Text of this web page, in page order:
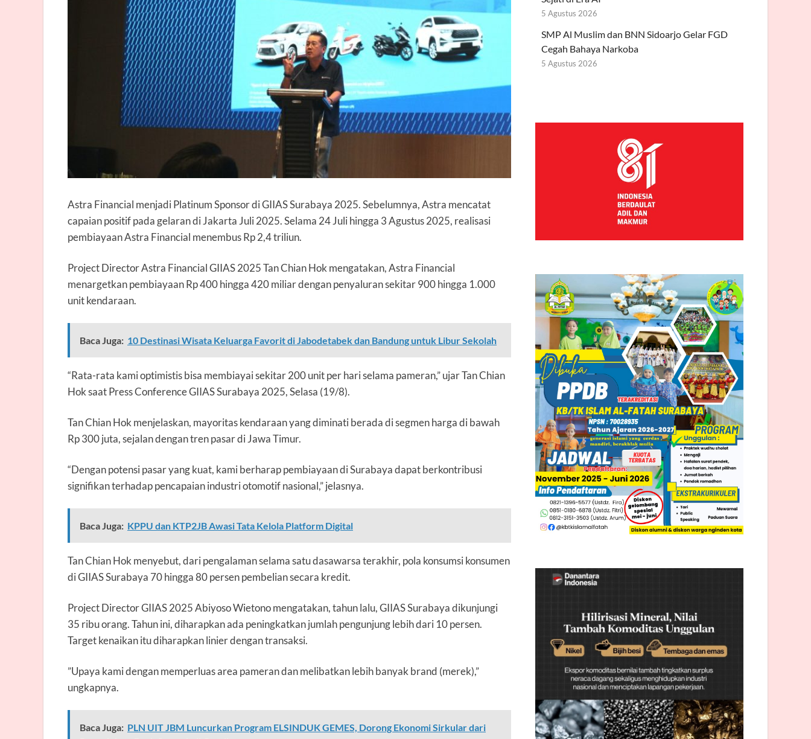
Astra Financial menjadi Platinum Sponsor di GIIAS Surabaya 2025. Sebelumnya, Astra mencatat
capaian positif pada gelaran di Jakarta Juli 2025. Selama 24 Juli hingga 3 Agustus 2025, realisasi
pembiayaan Astra Financial menembus Rp 2,4 triliun.
Project DirectorAstra Financial GIIAS 2025 Tan Chian Hok mengatakan,Astra Financial
menargetkan pembiayaan Rp 400 hingga 420 miliar dengan penyaluran sekitar 900 hingga 1.000
unit kendaraan.
Baca Juga: 10 Destinasi Wisata Keluarga Favorit di Jabodetabek dan Bandung untuk Libur Sekolah
“Rata-rata kami optimistis bisa membiayai sekitar 200 unit per hari selama pameran,” ujar Tan Chian
Hok saatPress ConferenceGIIAS Surabaya 2025, Selasa (19/8).
Tan Chian Hok menjelaskan, mayoritas kendaraan yang diminati berada di segmen harga di bawah
Rp 300 juta, sejalan dengan tren pasar di Jawa Timur.
“Dengan potensi pasar yang kuat, kami berharap pembiayaan di Surabaya dapat berkontribusi
signifikan terhadap pencapaian industri otomotif nasional,” jelasnya.
Baca Juga: KPPU dan KTP2JB Awasi Tata Kelola Platform Digital
Tan Chian Hok menyebut, dari pengalaman selama satu dasawarsa terakhir, pola konsumsi konsumen
di GIIAS Surabaya 70 hingga 80 persen pembelian secara kredit.
Project DirectorGIIAS 2025 Abiyoso Wietono mengatakan, tahun lalu, GIIAS Surabaya dikunjungi
35 ribu orang. Tahun ini, diharapkan ada peningkatkan jumlah pengunjung lebih dari 10 persen.
Target kenaikan itu diharapkan linier dengan transaksi.
”Upaya kami dengan memperluas area pameran dan melibatkan lebih banyak brand (merek),”
ungkapnya.
Baca Juga: PLN UIT JBM Luncurkan Program ELSINDUK GEMES, Dorong Ekonomi Sirkular dari
5 Agustus 2026
SMP Al Muslim dan BNN Sidoarjo Gelar FGD
Cegah Bahaya Narkoba
5 Agustus 2026